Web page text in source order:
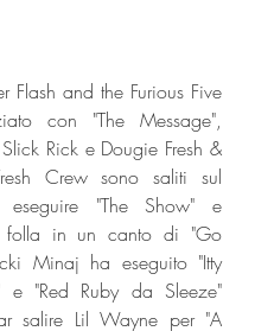
Flash and the Furious Five
con "The Message",
Rick e Dougie Fresh &
Crew sono saliti sul
"The Show" e
folla in un canto di "Go
Minaj ha eseguito "Itty
e "Red Ruby da Sleeze"
salire Lil Wayne per "A